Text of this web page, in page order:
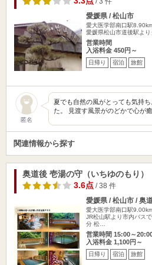
愛媛県 / 松山市
愛大医学部南口駅
愛媛県松山市道後駅よ
営業時間
入浴料金 450円～
日帰り 宿泊 旅館
匿名
夏でも自然の風がとっても気持
た。 見渡す風景がのどかで心が癒
関連情報から探す
奥道後 壱湯の守（いちゆのもり）
3.6点/ 38 件
愛媛県 / 松山市 / 奥
愛大医学部南口駅
JR松山駅より市内バス
分 松…
営業時間 15:00～
入浴料金 1,100円～
日帰り 宿泊 旅館